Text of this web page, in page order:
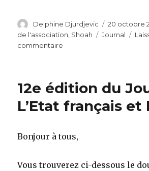
Auteur
Delphine Djurdjevic
Publié
le
20 octobre
de l'association Shoah Étiquettes
Journal
commentaire
Journal
Europe
Les
12e édition du
L’Etat français et
Bonjour à tous,
Vous trouverez ci-dessous le